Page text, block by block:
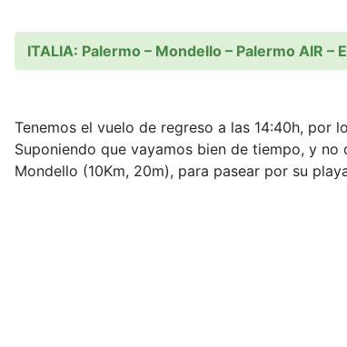
ITALIA: Palermo – Mondello – Palermo AIR –
Tenemos el vuelo de regreso a las 14:40h, por
Suponiendo que vayamos bien de tiempo, y
Mondello (10Km, 20m), para pasear por su